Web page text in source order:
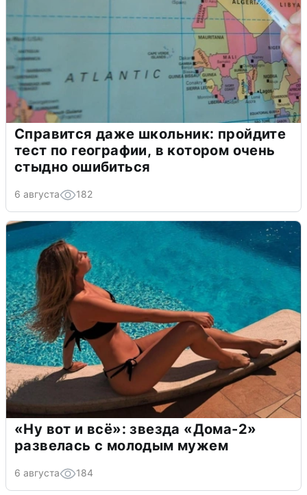
Справится даже школьник: пройдите
тест по географии, в котором очень
стыдно ошибиться
6 августа 182
«Ну вот и всё»: звезда «Дома-2»
развелась с молодым мужем
6 августа 184